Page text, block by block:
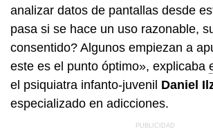
analizar datos de pantallas desde
pasa si se hace un uso razonable,
consentido? Algunos empiezan a
este es el punto óptimo», explicaba
el psiquiatra infanto-juvenil Daniel
especializado en adicciones.